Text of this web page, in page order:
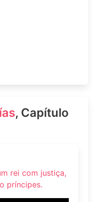
, Capítulo
rei com justiça,
príncipes.